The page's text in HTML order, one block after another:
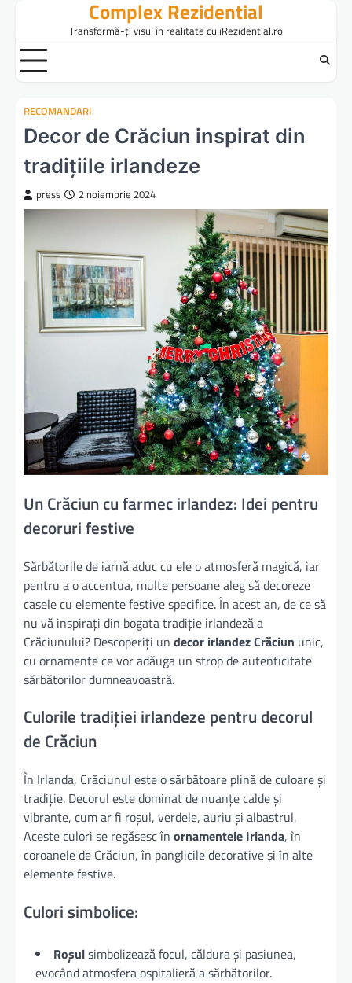
content
Complex Rezidential
Transformă-ți visul în realitate cu iRezidential.ro
RECOMANDARI
Decor de Crăciun inspirat din
tradițiile irlandeze
press 2 noiembrie 2024
Un Crăciun cu farmec irlandez: Idei pentru
decoruri festive
Sărbătorile de iarnă aduc cu ele o atmosferă magică, iar
pentru a o accentua, multe persoane aleg să decoreze
casele cu elemente festive specifice. În acest an, de ce să
nu vă inspirați din bogata tradiție irlandeză a
Crăciunului? Descoperiți un decor irlandez Crăciun unic,
cu ornamente ce vor adăuga un strop de autenticitate
sărbătorilor dumneavoastră.
Culorile tradiției irlandeze pentru decorul
de Crăciun
În Irlanda, Crăciunul este o sărbătoare plină de culoare și
tradiție. Decorul este dominat de nuanțe calde și
vibrante, cum ar fi roșul, verdele, auriu și albastrul.
Aceste culori se regăsesc în ornamentele Irlanda, în
coroanele de Crăciun, în panglicile decorative și în alte
elemente festive.
Culori simbolice:
Roșulsimbolizează focul, căldura și pasiunea,
evocând atmosfera ospitalieră a sărbătorilor.